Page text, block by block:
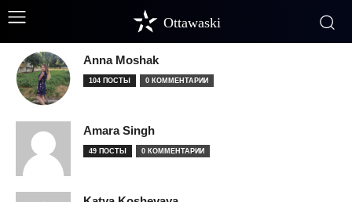
Ottawaski
Anna Moshak
104 ПОСТЫ 0 КОММЕНТАРИИ
Amara Singh
49 ПОСТЫ 0 КОММЕНТАРИИ